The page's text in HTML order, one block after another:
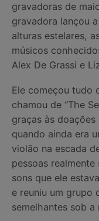
gravadoras de
gravadora lançou
alturas estelares,
músicos
Alex De Grassi e
Ele começou tudo
chamou de “The
graças às
quando ainda era
violão na escada
pessoas
sons que ele
e reuniu um grupo
semelhantes sob a